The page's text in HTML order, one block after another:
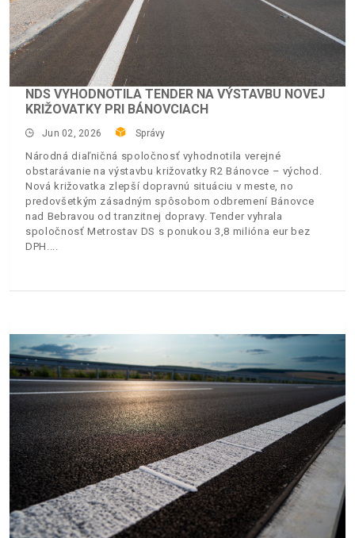
NDS VYHODNOTILA TENDER NA VÝSTAVBU NOVEJ
KRIŽOVATKY PRI BÁNOVCIACH
Jun 02, 2026 Správy
Národná diaľničná spoločnosť vyhodnotila verejné
obstarávanie na výstavbu križovatky R2 Bánovce – východ.
Nová križovatka zlepší dopravnú situáciu v meste, no
predovšetkým zásadným spôsobom odbremení Bánovce
nad Bebravou od tranzitnej dopravy. Tender vyhrala
spoločnosť Metrostav DS s ponukou 3,8 milióna eur bez
DPH.